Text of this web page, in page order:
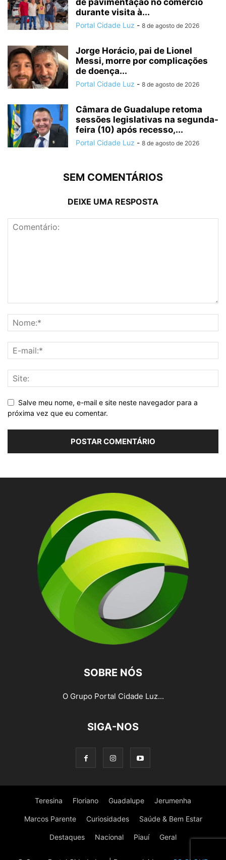
durante visita à...
Portal Cidade Luz - 8 de agosto de 2026
Jorge Horácio, pai de Lionel
Messi, morre por complicações
de doença...
Portal Cidade Luz - 8 de agosto de 2026
Câmara de Guadalupe retoma
sessões legislativas na segunda-
feira (10) após recesso,...
Portal Cidade Luz - 8 de agosto de 2026
SEM COMENTÁRIOS
DEIXE UMA RESPOSTA
Salve meu nome, e-mail e site neste navegador para a
próxima vez que eu comentar.
SOBRE NÓS
O Grupo Portal Cidade Luz...
SIGA-NOS
Teresina Floriano Guadalupe Jerumenha
Marcos Parente Curiosidades Saúde & Bem Estar
Destaques Nacional Piauí Geral